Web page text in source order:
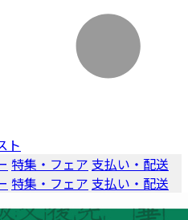
ト
特集・フェア 支払い・配送
特集・フェア 支払い・配送